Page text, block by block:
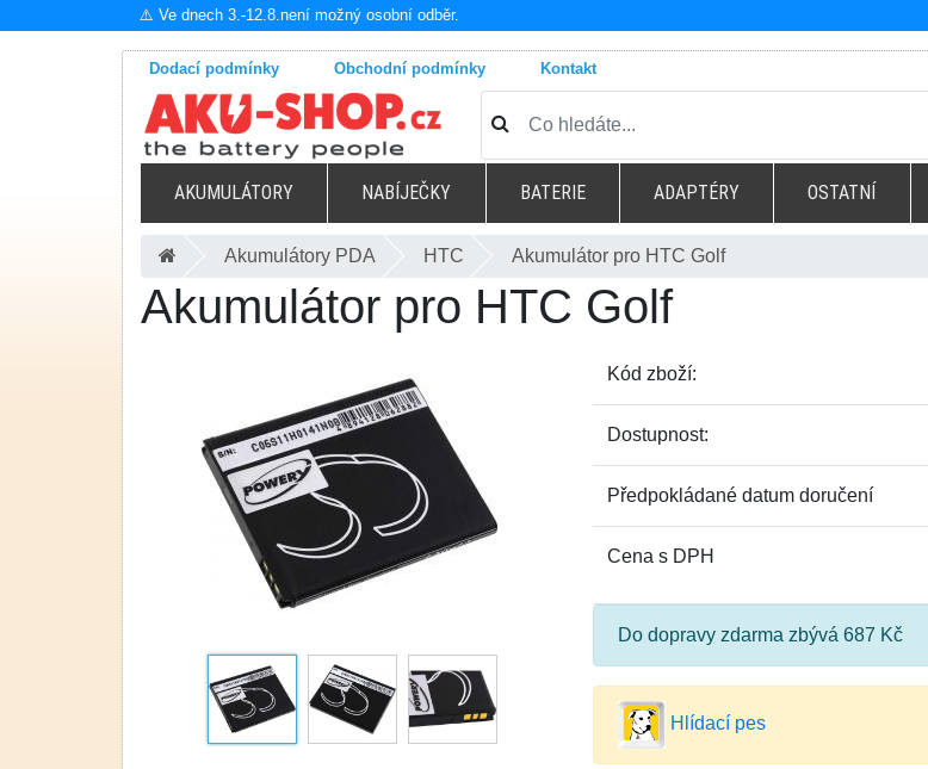
⚠️ Ve dnech 3.-12.8.není možný osobní odběr.
Dodací podmínky Obchodní podmínky Kontakt
AKUMULÁTORY NABÍJEČKY BATERIE ADAPTÉRY OSTATNÍ
Akumulátory PDA HTC Akumulátor pro HTC Golf
Akumulátor pro HTC Golf
Kód zboží:
Dostupnost:
Předpokládané datum doručení
Cena s DPH
Do dopravy zdarma zbývá 687 Kč
Hlídací pes